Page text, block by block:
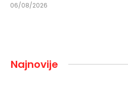
06/08/2026
Najnovije